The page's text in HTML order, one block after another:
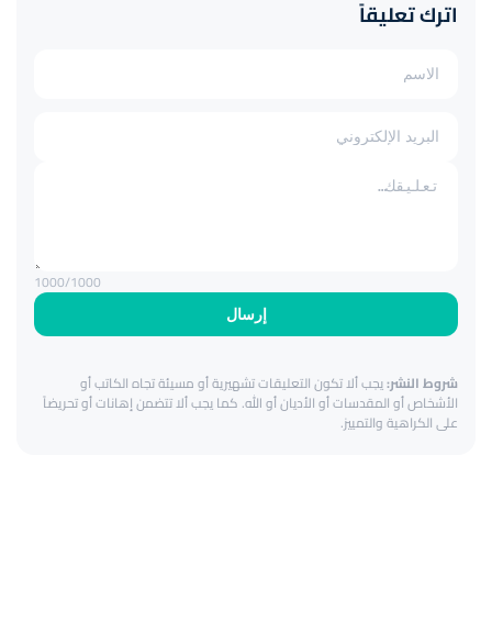
اترك تعليقاً
إرسال
1000/1000
شروط النشر:يجب ألا تكون التعليقات تشهيرية أو مسيئة تجاه الكاتب أو
الأشخاص أو المقدسات أو الأديان أو الله. كما يجب ألا تتضمن إهانات أو تحريضاً
على الكراهية والتمييز.